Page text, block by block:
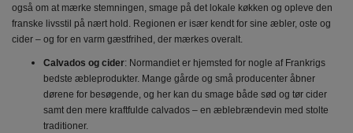
også om at mærke stemningen, smage på det lokale køkken og opleve den
franske livsstil på nært hold. Regionen er især kendt for sine æbler, oste og
cider – og for en varm gæstfrihed, der mærkes overalt.
Calvados og cider: Normandiet er hjemsted for nogle af Frankrigs
bedste æbleprodukter. Mange gårde og små producenter åbner
dørene for besøgende, og her kan du smage både sød og tør cider
samt den mere kraftfulde calvados – en æblebrændevin med stolte
traditioner.